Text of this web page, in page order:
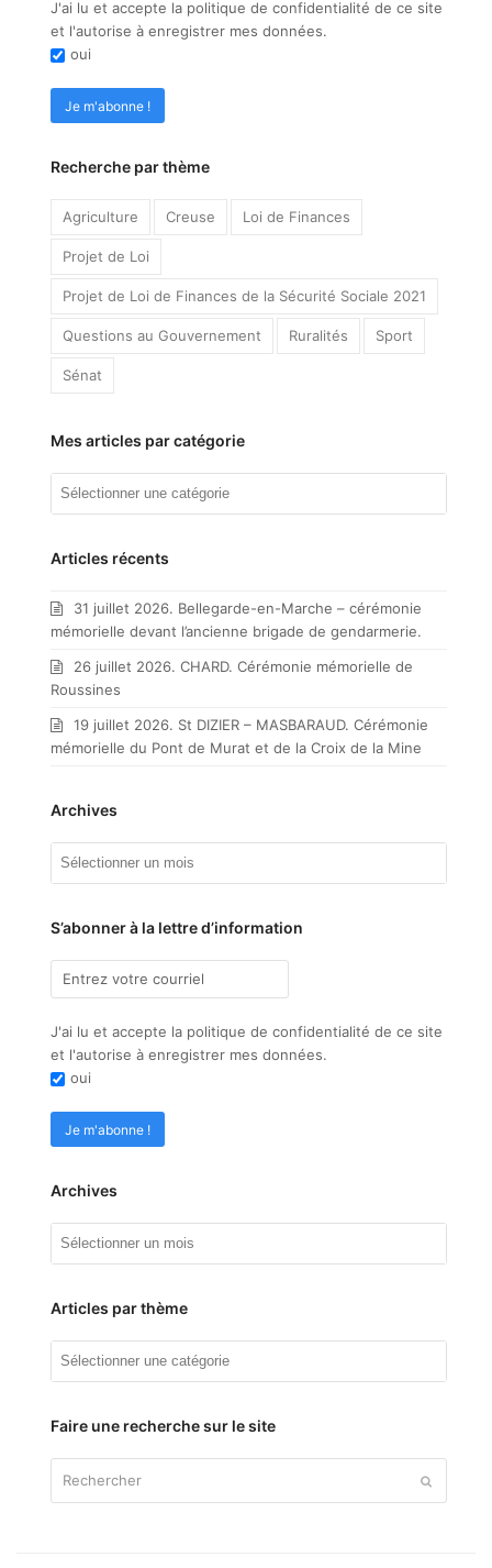
J'ai lu et accepte la politique de confidentialité de ce site
et l'autorise à enregistrer mes données.
oui
Recherche par thème
Agriculture Creuse Loi de Finances
Projet de Loi
Projet de Loi de Finances de la Sécurité Sociale 2021
Questions au Gouvernement Ruralités Sport
Sénat
Mes articles par catégorie
Mes
catégorie
Articles récents
31 juillet 2026. Bellegarde-en-Marche – cérémonie
mémorielle devant l’ancienne brigade de gendarmerie.
26 juillet 2026. CHARD. Cérémonie mémorielle de
Roussines
19 juillet 2026. St DIZIER – MASBARAUD. Cérémonie
mémorielle du Pont de Murat et de la Croix de la Mine
Archives
S’abonner à la lettre d’information
J'ai lu et accepte la politique de confidentialité de ce site
et l'autorise à enregistrer mes données.
oui
Archives
Articles par thème
Articles
Faire une recherche sur le site